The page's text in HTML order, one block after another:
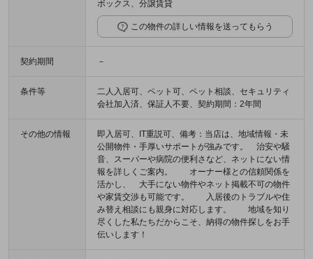
ボックス、分譲賃貸
この物件の詳しい情報を送ってもらう
契約期間 －
条件等
二人入居可、ペット可、ペット相談、セキュリティ
会社加入済、保証人不要、契約期間：2年間
その他の情報
即入居可、IT重説可、備考：当店は、地域情報・未
公開物件・手厚いサポートが強みです。 治安や騒
音、スーパーや病院の便利さなど、ネットにない情
報を詳しくご案内。 オーナー様との信頼関係を
活かし、 大手にない物件やネット掲載不可の物件
や家賃交渉も可能です。 入居後のトラブルや住
み替え相談にも親身に対応します。 地域を知り
尽くした私たちだからこそ、納得の物件探しをお手
伝いします！